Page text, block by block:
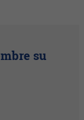
su